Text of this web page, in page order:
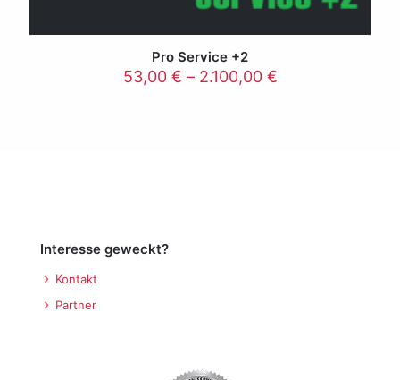
Pro Service +2
53,00 € – 2.100,00 €
Interesse geweckt?
Kontakt
Partner